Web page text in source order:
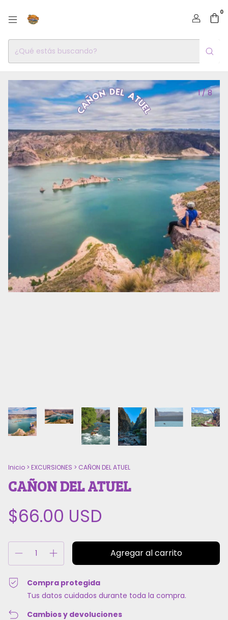
0
1/8
Inicio > EXCURSIONES > CAÑON DEL ATUEL
CAÑON DEL ATUEL
$66.00 USD
Compra protegida
Tus datos cuidados durante toda la compra.
Cambios y devoluciones